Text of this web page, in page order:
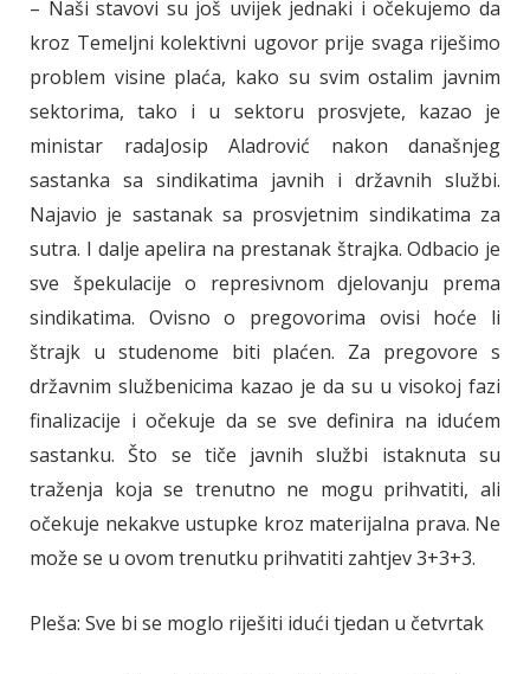
– Naši stavovi su još uvijek jednaki i očekujemo da
kroz Temeljni kolektivni ugovor prije svaga riješimo
problem visine plaća, kako su svim ostalim javnim
sektorima, tako i u sektoru prosvjete, kazao je
ministar radaJosip Aladrović nakon današnjeg
sastanka sa sindikatima javnih i državnih službi.
Najavio je sastanak sa prosvjetnim sindikatima za
sutra. I dalje apelira na prestanak štrajka. Odbacio je
sve špekulacije o represivnom djelovanju prema
sindikatima. Ovisno o pregovorima ovisi hoće li
štrajk u studenome biti plaćen. Za pregovore s
državnim službenicima kazao je da su u visokoj fazi
finalizacije i očekuje da se sve definira na idućem
sastanku. Što se tiče javnih službi istaknuta su
traženja koja se trenutno ne mogu prihvatiti, ali
očekuje nekakve ustupke kroz materijalna prava. Ne
može se u ovom trenutku prihvatiti zahtjev 3+3+3.
Pleša: Sve bi se moglo riješiti idući tjedan u četvrtak